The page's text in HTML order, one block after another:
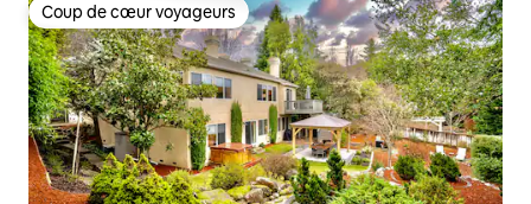
Coup de cœur voyageurs
Coup de cœur voyageurs